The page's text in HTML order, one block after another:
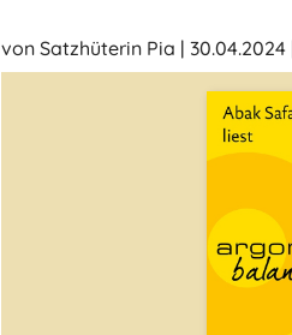
vonSatzhüterin Pia |30.04.2024